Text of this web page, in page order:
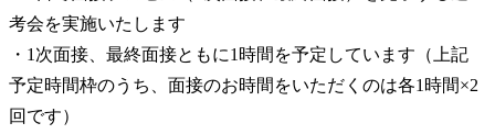
考会を実施いたします
・1次面接、最終面接ともに1時間を予定しています（上記
予定時間枠のうち、面接のお時間をいただくのは各1時間×2
回です）